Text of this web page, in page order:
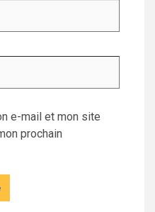
e-mail et mon site
prochain